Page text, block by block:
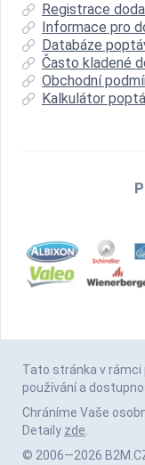
Registrace
Informace pro
Databáze
Často kladené
Obchodní
Kalkulátor
Tato stránka v
používání a
Chráníme Vaše
Detaily zde.
© 2006—2026